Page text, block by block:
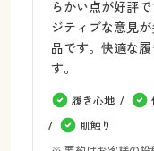
らかい点が好評
ジティブな意見
品です。快適な
す。
履き心地
肌触り